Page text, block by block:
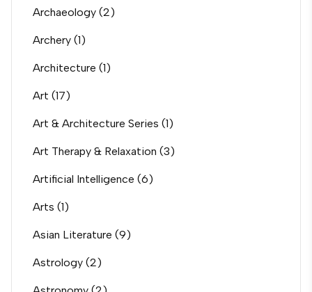
Archaeology (2)
Archery (1)
Architecture (1)
Art (17)
Art & Architecture Series (1)
Art Therapy & Relaxation (3)
Artificial Intelligence (6)
Arts (1)
Asian Literature (9)
Astrology (2)